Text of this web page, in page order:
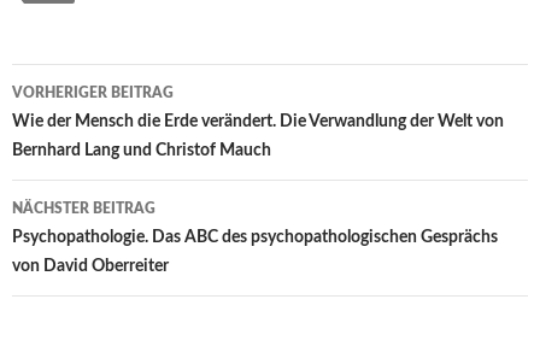
Beitragsnavigation
VORHERIGER BEITRAG
Wie der Mensch die Erde verändert. Die Verwandlung der Welt von
Bernhard Lang und Christof Mauch
NÄCHSTER BEITRAG
Psychopathologie. Das ABC des psychopathologischen Gesprächs
von David Oberreiter